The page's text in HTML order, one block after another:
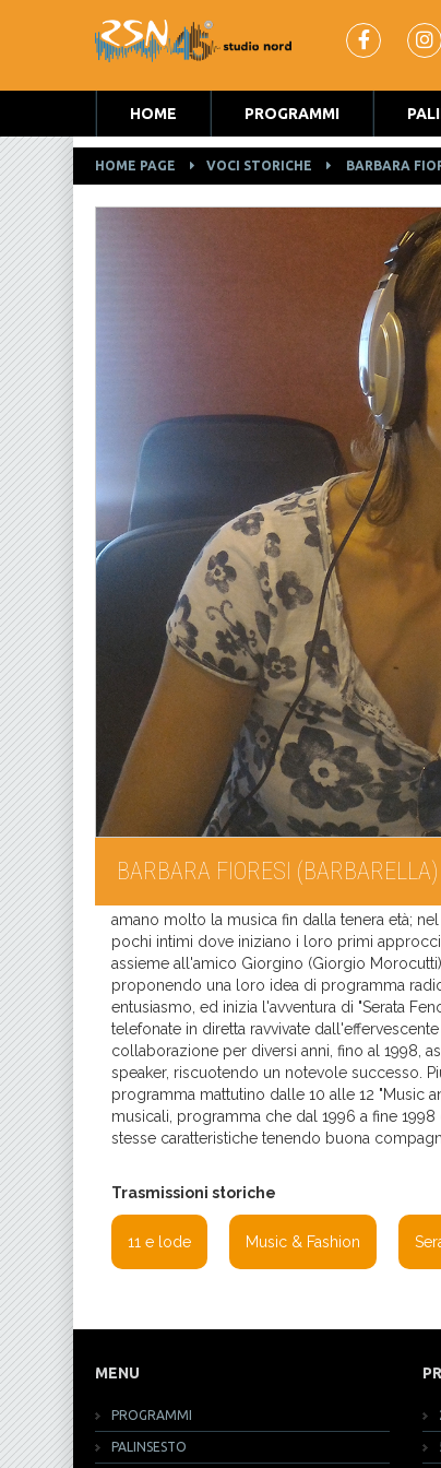
HOME PROGRAMMI
HOME PAGE VOCI STORICHE BARBARA
BARBARA FIORESI (BARBARELLA)
amano molto la musica fin dalla tenera età;
pochi intimi dove iniziano i loro primi
assieme all'amico Giorgino (Giorgio
proponendo una loro idea di programma
entusiasmo, ed inizia l'avventura di "Serata
telefonate in diretta ravvivate
collaborazione per diversi anni, fino al 1998,
speaker, riscuotendo un notevole successo.
programma mattutino dalle 10 alle 12 "Music
musicali, programma che dal 1996 a fine
stesse caratteristiche tenendo buona
Trasmissioni storiche
11 e lode Music & Fashion
MENU
PROGRAMMI
PALINSESTO